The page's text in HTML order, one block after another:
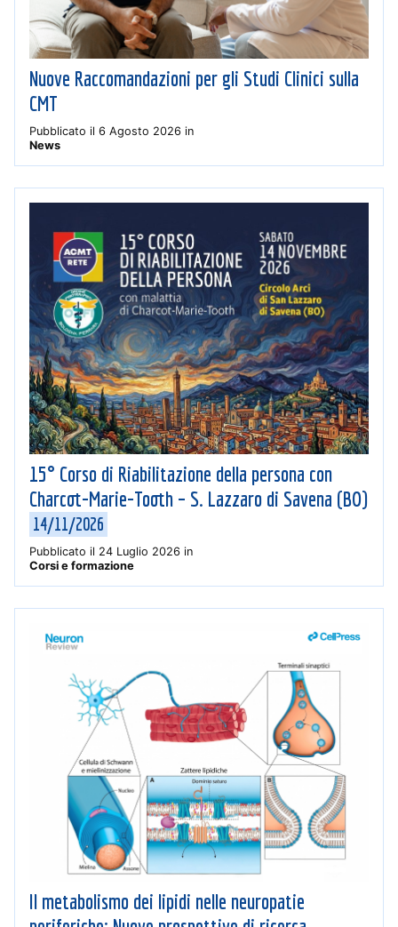
Nuove Raccomandazioni per gli Studi Clinici sulla
CMT
Pubblicato il 6 Agosto 2026 in
News
15° Corso di Riabilitazione della persona con
Charcot-Marie-Tooth – S. Lazzaro di Savena (BO)
14/11/2026
Pubblicato il 24 Luglio 2026 in
Corsi e formazione
Il metabolismo dei lipidi nelle neuropatie